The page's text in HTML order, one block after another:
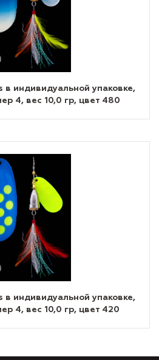
в индивидуальной упаковке,
4, вес 10,0 гр, цвет 480
в индивидуальной упаковке,
4, вес 10,0 гр, цвет 420